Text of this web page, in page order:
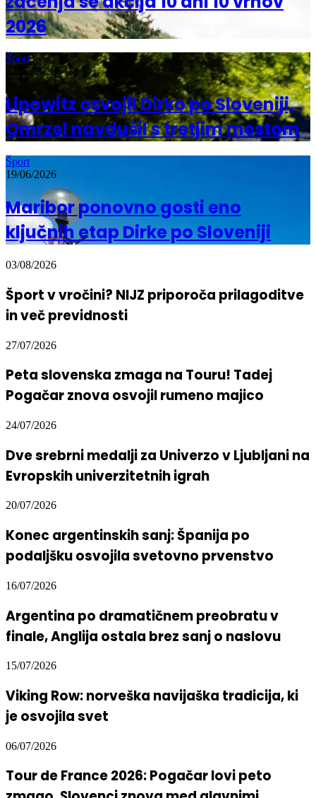
2026
Šport
22/06/2026
Lipowitz osvojil Dirko po Sloveniji,
Omrzel navdušil s tretjim mestom
Šport
19/06/2026
Maribor ponovno gosti eno
ključnih etap Dirke po Sloveniji
03/08/2026
Šport v vročini? NIJZ priporoča prilagoditve
in več previdnosti
27/07/2026
Peta slovenska zmaga na Touru! Tadej
Pogačar znova osvojil rumeno majico
24/07/2026
Dve srebrni medalji za Univerzo v Ljubljani na
Evropskih univerzitetnih igrah
20/07/2026
Konec argentinskih sanj: Španija po
podaljšku osvojila svetovno prvenstvo
16/07/2026
Argentina po dramatičnem preobratu v
finale, Anglija ostala brez sanj o naslovu
15/07/2026
Viking Row: norveška navijaška tradicija, ki
je osvojila svet
06/07/2026
Tour de France 2026: Pogačar lovi peto